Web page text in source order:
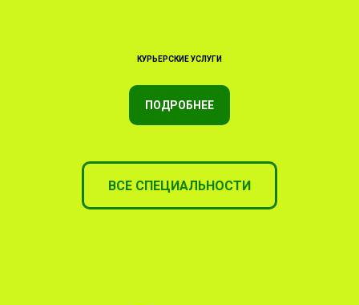
КУРЬЕРСКИЕ УСЛУГИ
ПОДРОБНЕЕ
ВСЕ СПЕЦИАЛЬНОСТИ